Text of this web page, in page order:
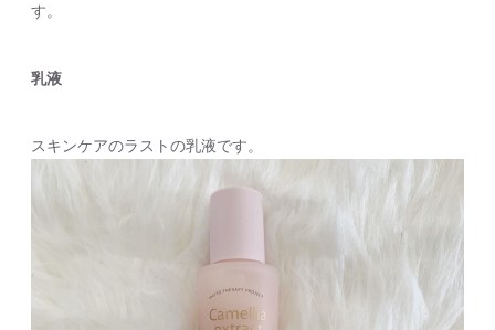
す。
乳液
スキンケアのラストの乳液です。